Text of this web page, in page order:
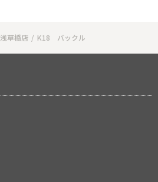
浅草橋店 K18 バックル